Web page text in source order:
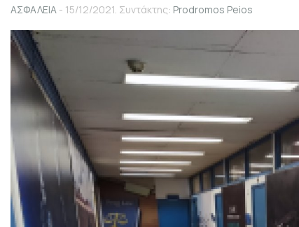
ΑΣΦΑΛΕΙΑ - 15/12/2021. Συντάκτης: Prodromos Peios